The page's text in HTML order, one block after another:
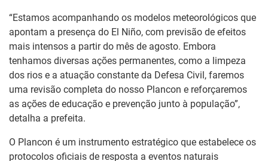
“Estamos acompanhando os modelos meteorológicos que
apontam a presença do El Niño, com previsão de efeitos
mais intensos a partir do mês de agosto. Embora
tenhamos diversas ações permanentes, como a limpeza
dos rios e a atuação constante da Defesa Civil, faremos
uma revisão completa do nosso Plancon e reforçaremos
as ações de educação e prevenção junto à população”,
detalha a prefeita.
O Plancon é um instrumento estratégico que estabelece os
protocolos oficiais de resposta a eventos naturais